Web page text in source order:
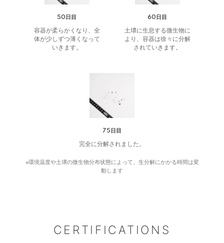
50日目
容器が柔らかくなり、全
体が少しずつ薄くなって
いきます。
60日目
土壌に生息する微生物に
より、​容器は徐々に分解
されていきます。
75日目
完全に分解されました。
※環境温度や土壌の微生物分布状態によって、生分解にかかる時間は変
動します
CERTIFICATIONS